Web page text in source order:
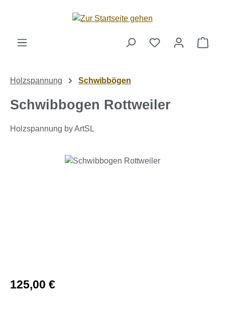
Zum Hauptinhalt springen
Holzspannung Schwibbögen
Schwibbogen Rottweiler
Holzspannung by ArtSL
Bildergalerie überspringen
Regulärer Preis:
125,00 €